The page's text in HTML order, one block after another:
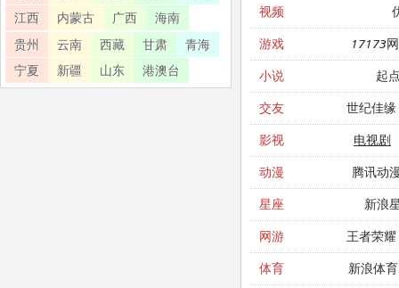
视频
游戏 17173
小说 起
交友 世纪佳缘
影视 电视剧
动漫 腾讯动
星座 新浪
网游 王者荣耀
体育 新浪体育
江西
内蒙古 广西
海南
贵州
云南 西藏 甘肃
青海
宁夏
新疆 山东 港澳台